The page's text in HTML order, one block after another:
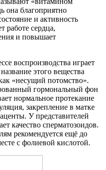
она благоприятно
и активность
работе сердца,
и повышает
воспроизводства играет
этого вещества
«несущий потомство».
гормональный фон
нормальное протекание
закрепление в матке
У представителей
качество сперматозоидов.
рекомендуется ещё до
с фолиевой кислотой.